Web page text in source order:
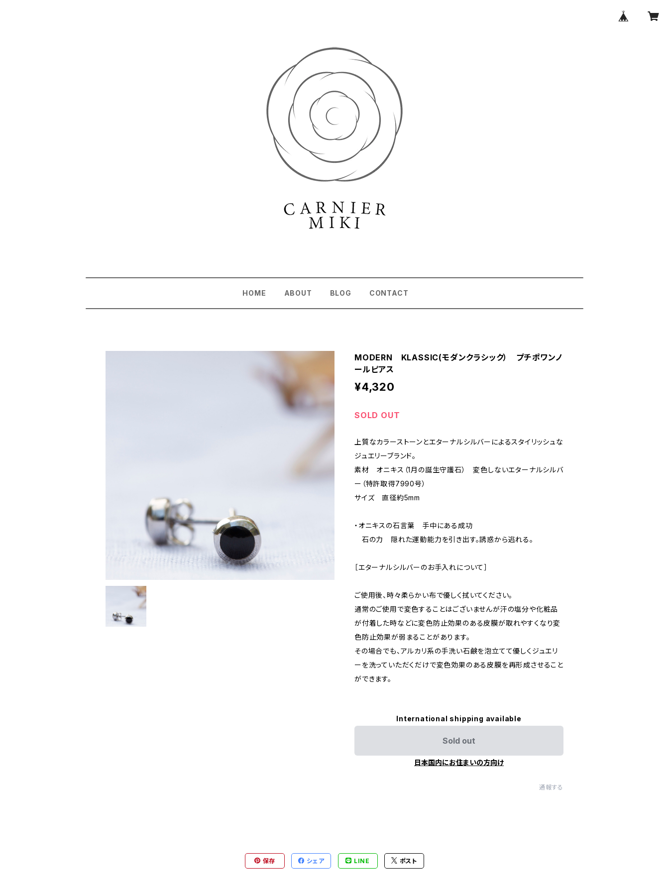
HOME ABOUT BLOG CONTACT
MODERN KLASSIC(モダンクラシック） プチポワンノ
ールピアス
¥4,320
SOLD OUT
上質なカラーストーンとエターナルシルバーによるスタイリッシュな
ジュエリーブランド。
素材 オニキス（1月の誕生守護石） 変色しないエターナルシルバ
ー（特許取得7990号）
サイズ 直径約5mm
・オニキスの石言葉 手中にある成功
石の力 隠れた運動能力を引き出す。誘惑から逃れる。
［エターナルシルバーのお手入れについて］
ご使用後、時々柔らかい布で優しく拭いてください。
通常のご使用で変色することはございませんが汗の塩分や化粧品
が付着した時などに変色防止効果のある皮膜が取れやすくなり変
色防止効果が弱まることがあります。
その場合でも、アルカリ系の手洗い石鹸を泡立てて優しくジュエリ
ーを洗っていただくだけで変色効果のある皮膜を再形成させること
ができます。
International shipping available
Sold out
日本国内にお住まいの方向け
通報する
保存 シェア LINE ポスト